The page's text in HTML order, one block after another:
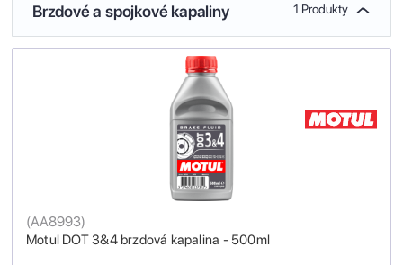
Brzdové a spojkové kapaliny 1 Produkty
Motul DOT 3&4 brzdová kapalina - 500ml
(AA8993)